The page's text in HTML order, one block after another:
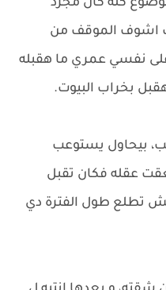
كله كان مجرد
اشوف الموقف من
نفسي عمري ما هقبله
بخراب البيوت.
بيحاول يستوعب
عقله فكان تقبل
تطلع طول الفترة دي